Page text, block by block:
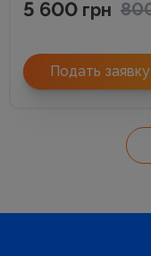
5 600 грн
Подать заявку